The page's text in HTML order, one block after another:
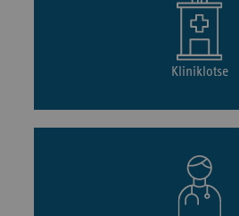
Kliniklotse